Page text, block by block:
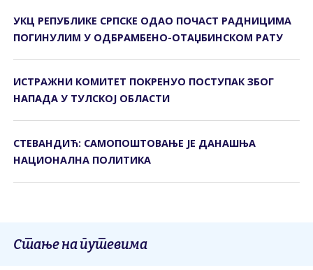
УКЦ РЕПУБЛИКЕ СРПСКЕ ОДАО ПОЧАСТ РАДНИЦИМА
ПОГИНУЛИМ У ОДБРАМБЕНО-ОТАЏБИНСКОМ РАТУ
ИСТРАЖНИ КОМИТЕТ ПОКРЕНУО ПОСТУПАК ЗБОГ
НАПАДА У ТУЛСКОЈ ОБЛАСТИ
СТЕВАНДИЋ: САМОПОШТОВАЊЕ ЈЕ ДАНАШЊА
НАЦИОНАЛНА ПОЛИТИКА
Стање на путевима